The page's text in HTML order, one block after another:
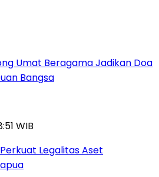
Umat Beragama Jadikan Doa
Bangsa
WIB
Perkuat Legalitas Aset